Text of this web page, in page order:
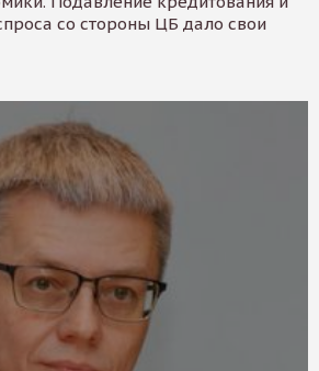
со стороны ЦБ дало свои